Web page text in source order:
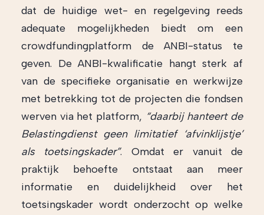
dat de huidige wet- en regelgeving reeds
adequate mogelijkheden biedt om een
crowdfundingplatform de ANBI-status te
geven. De ANBI-kwalificatie hangt sterk af
van de specifieke organisatie en werkwijze
met betrekking tot de projecten die fondsen
werven via het platform, “daarbij hanteert de
Belastingdienst geen limitatief ‘afvinklijstje’
als toetsingskader”. Omdat er vanuit de
praktijk behoefte ontstaat aan meer
informatie en duidelijkheid over het
toetsingskader wordt onderzocht op welke